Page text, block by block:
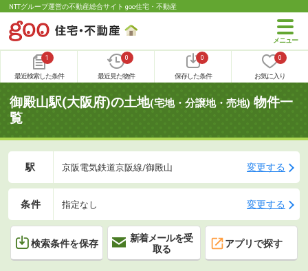
NTTグループ運営の不動産総合サイト goo住宅・不動産
1
最近検索した条件
0
最近見た物件
0
保存した条件
0
お気に入り
御殿山駅(大阪府)の土地(宅地・分譲地・売地) 物件一
覧
駅 京阪電気鉄道京阪線/御殿山 変更する
条件 指定なし 変更する
検索条件を保存
新着メールを受
取る
アプリで探す